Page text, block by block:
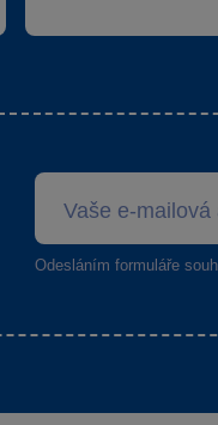
Odesláním formuláře